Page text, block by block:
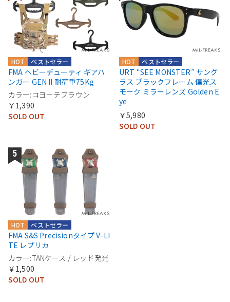
ベストセラー
HOT
FMA ヘビーデューティ ギアハ
ンガー GEN II 耐荷重75Kg
カラー:コヨーテブラウン
￥1,390
SOLD OUT
ベストセラー
HOT
URT “SEE MONSTER” サング
ラス ブラックフレーム 偏光ス
モーク ミラーレンズ Golden E
ye
￥5,980
SOLD OUT
ベストセラー
HOT
FMA S&S Precisionタイプ V-LI
TE レプリカ
カラー:TANケース / レッド発光
￥1,500
SOLD OUT